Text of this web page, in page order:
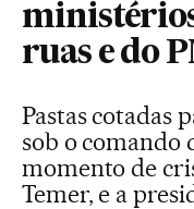
ruas e do
Pastas cotadas
sob o comando
momento de
Temer, e a